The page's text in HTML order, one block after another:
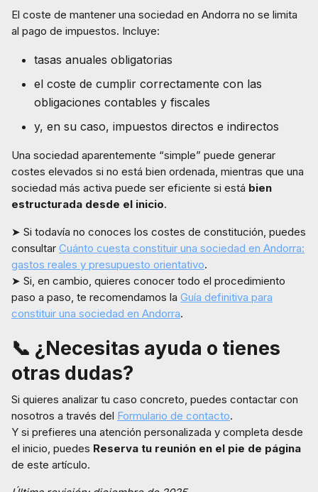
El coste de mantener una sociedad en Andorra no se limita
al pago de impuestos. Incluye:
tasas anuales obligatorias
el coste de cumplir correctamente con las
obligaciones contables y fiscales
y, en su caso, impuestos directos e indirectos
Una sociedad aparentemente “simple” puede generar
costes elevados si no está bien ordenada, mientras que una
sociedad más activa puede ser eficiente si está bien
estructurada desde el inicio.
➤ Si todavía no conoces los costes de constitución, puedes
consultar Cuánto cuesta constituir una sociedad en Andorra:
gastos reales y presupuesto orientativo.
➤ Si, en cambio, quieres conocer todo el procedimiento
paso a paso, te recomendamos la Guía definitiva para
constituir una sociedad en Andorra.
📞 ¿Necesitas ayuda o tienes
otras dudas?
Si quieres analizar tu caso concreto, puedes contactar con
nosotros a través del Formulario de contacto.
Y si prefieres una atención personalizada y completa desde
el inicio, puedes Reserva tu reunión en el pie de página
de este artículo.